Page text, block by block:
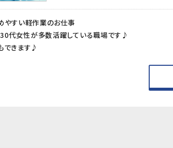
やすい軽作業のお仕事
代女性が多数活躍している職場です♪
できます♪